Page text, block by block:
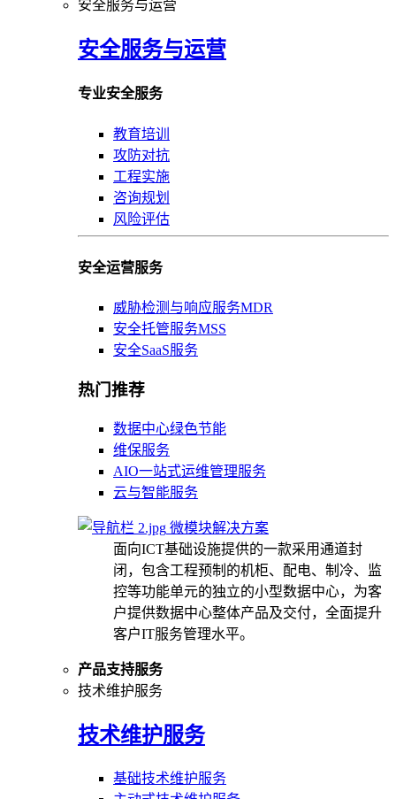
安全服务与运营
安全服务与运营
专业安全服务
教育培训
攻防对抗
工程实施
咨询规划
风险评估
安全运营服务
威胁检测与响应服务MDR
安全托管服务MSS
安全SaaS服务
热门推荐
数据中心绿色节能
维保服务
AIO一站式运维管理服务
云与智能服务
微模块解决方案
面向ICT基础设施提供的一款采用通道封
闭，包含工程预制的机柜、配电、制冷、监
控等功能单元的独立的小型数据中心，为客
户提供数据中心整体产品及交付，全面提升
客户IT服务管理水平。
产品支持服务
技术维护服务
技术维护服务
基础技术维护服务